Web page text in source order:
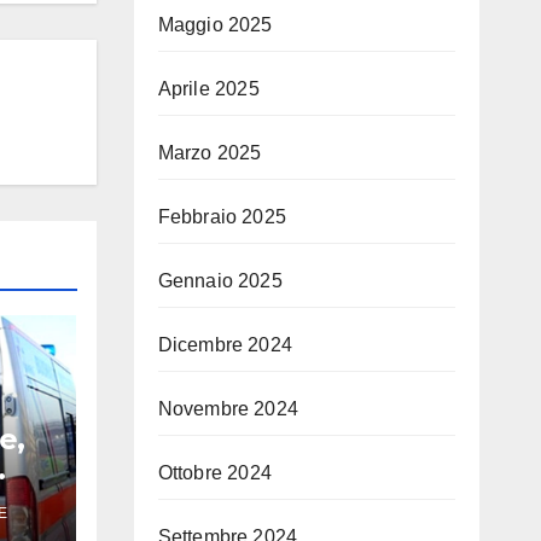
Maggio 2025
Aprile 2025
Marzo 2025
Febbraio 2025
Gennaio 2025
Dicembre 2024
Novembre 2024
Ottobre 2024
Settembre 2024